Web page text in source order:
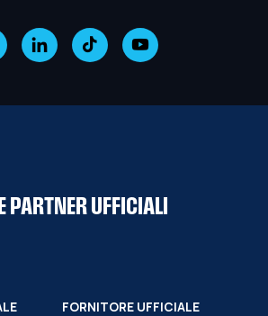
PARTNER UFFICIALI
FORNITORE UFFICIALE